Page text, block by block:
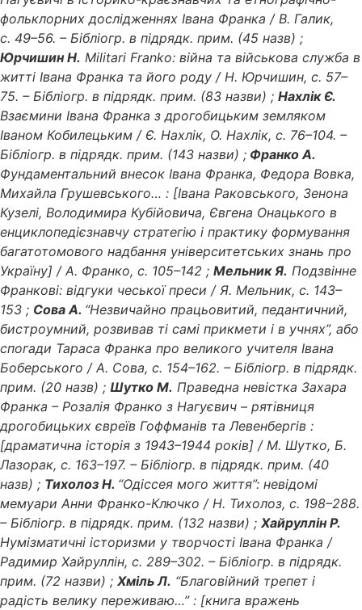
фольклорних дослідженнях Івана Франка / В. Галик,
с. 49–56. – Бібліогр. в підрядк. прим. (45 назв) ;
Юрчишин Н. Militari Franko: війна та військова служба в
житті Івана Франка та його роду / Н. Юрчишин, с. 57–
75. – Бібліогр. в підрядк. прим. (83 назви) ; Нахлік Є.
Взаємини Івана Франка з дрогобицьким земляком
Іваном Кобилецьким / Є. Нахлік, О. Нахлік, с. 76–104. –
Бібліогр. в підрядк. прим. (143 назви) ; Франко А.
Фундаментальний внесок Івана Франка, Федора Вовка,
Михайла Грушевського… : [Івана Раковського, Зенона
Кузелі, Володимира Кубійовича, Євгена Онацького в
енциклопедієзнавчу стратегію і практику формування
багатотомового надбання університетських знань про
Україну] / А. Франко, с. 105–142 ; Мельник Я. Подзвінне
Франкові: відгуки чеської преси / Я. Мельник, с. 143–
153 ; Сова А. “Незвичайно працьовитий, педантичний,
бистроумний, розвивав ті самі прикмети і в учнях”, або
спогади Тараса Франка про великого учителя Івана
Боберського / А. Сова, с. 154–162. – Бібліогр. в підрядк.
прим. (20 назв) ; Шутко М. Праведна невістка Захара
Франка – Розалія Франко з Нагуєвич – рятівниця
дрогобицьких євреїв Гоффманів та Левенбергів :
[драматична історія з 1943–1944 років] / М. Шутко, Б.
Лазорак, с. 163–197. – Бібліогр. в підрядк. прим. (40
назв) ; Тихолоз Н. “Одіссея мого життя”: невідомі
мемуари Анни Франко-Ключко / Н. Тихолоз, с. 198–288.
– Бібліогр. в підрядк. прим. (132 назви) ; Хайруллін Р.
Нумізматичні історизми у творчості Івана Франка /
Радимир Хайруллін, с. 289–302. – Бібліогр. в підрядк.
прим. (72 назви) ; Хміль Л. “Благовійний трепет і
радість велику переживаю…” : [книга вражень